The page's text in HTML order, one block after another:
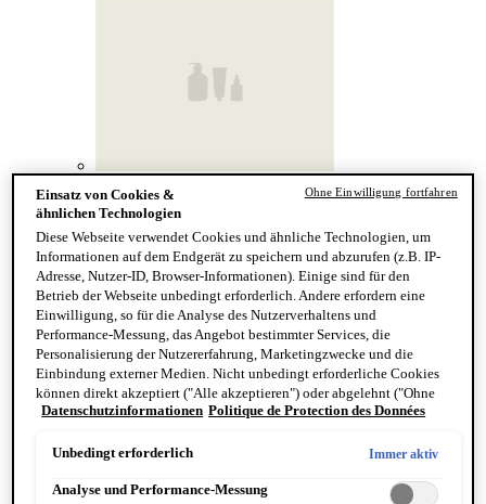
Hand & Körper
Kategorie
Handseife & Balsam
Seife am Stück
Reinigung & Peeling für den Körper
Körperbalsame und Öle
Mundpflege & Deodorants
Alle Hand- und Körperpflegeprodukte anzeigen
Bemerkenswerte Formulierungen
Resurrection Aromatique Hand Wash
Eleos Aromatique Hand Balm
Antithesis Intense Body Cleanser
Einsatz von Cookies &
ähnlichen Technologien
Diese Webseite verwendet Cookies und ähnliche Technologien, um
Informationen auf dem Endgerät zu speichern und abzurufen (z.B. IP-
Adresse, Nutzer-ID, Browser-Informationen). Einige sind für den
Betrieb der Webseite unbedingt erforderlich. Andere erfordern eine
Einwilligung, so für die Analyse des Nutzerverhaltens und
Performance-Messung, das Angebot bestimmter Services, die
Personalisierung der Nutzererfahrung, Marketingzwecke und die
Einbindung externer Medien. Nicht unbedingt erforderliche Cookies
können direkt akzeptiert ("Alle akzeptieren") oder abgelehnt ("Ohne
Einwilligung fortfahren") werden. Individuelle Anpassungen der
speichern"). Die Auswahl kann jederzeit unter dem Link "Cookie-
Datenschutzinformationen.
Datenschutzinformationen Politique de Protection des Données
Unbedingt erforderlich Immer aktiv
Analyse und Performance-Messung
Ohne Einwilligung fortfahren